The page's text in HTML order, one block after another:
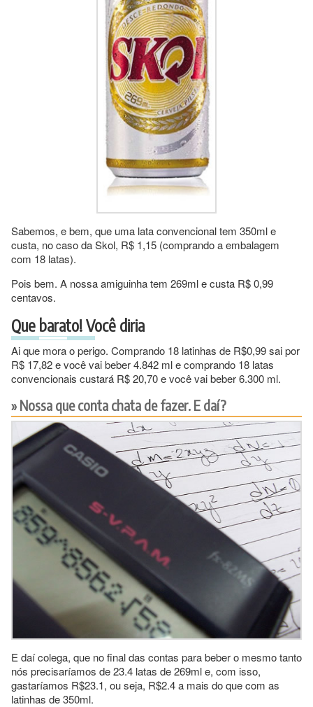
Sabemos, e bem, que uma lata convencional tem 350ml e
custa, no caso da Skol, R$ 1,15 (comprando a embalagem
com 18 latas).
Pois bem. A nossa amiguinha tem 269ml e custa R$ 0,99
centavos.
Que barato! Você diria
Ai que mora o perigo. Comprando 18 latinhas de R$0,99 sai por
R$ 17,82 e você vai beber 4.842 ml e comprando 18 latas
convencionais custará R$ 20,70 e você vai beber 6.300 ml.
Nossa que conta chata de fazer. E daí?
E daí colega, que no final das contas para beber o mesmo tanto
nós precisaríamos de 23.4 latas de 269ml e, com isso,
gastaríamos R$23.1, ou seja, R$2.4 a mais do que com as
latinhas de 350ml.